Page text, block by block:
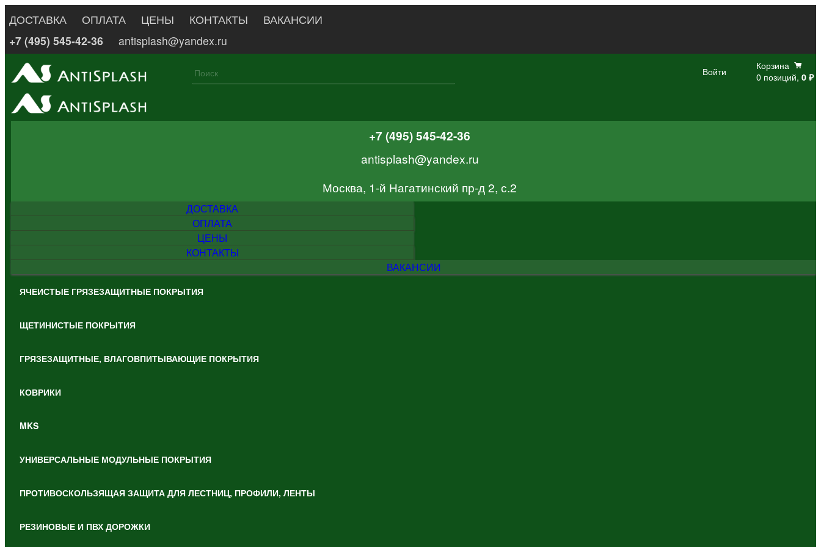
ДОСТАВКА ОПЛАТА ЦЕНЫ КОНТАКТЫ
ВАКАНСИИ
+7 (495) 545-42-36
antisplash@yandex.ru
Войти
Корзина
0 позиций, 0 ₽
+7 (495) 545-42-36
antisplash@yandex.ru
Москва, 1-й Нагатинский пр-д 2, с.2
ДОСТАВКА
ОПЛАТА
ЦЕНЫ
КОНТАКТЫ
ВАКАНСИИ
ЯЧЕИСТЫЕ ГРЯЗЕЗАЩИТНЫЕ ПОКРЫТИЯ
ЩЕТИНИСТЫЕ ПОКРЫТИЯ
ГРЯЗЕЗАЩИТНЫЕ, ВЛАГОВПИТЫВАЮЩИЕ ПОКРЫТИЯ
КОВРИКИ
MKS
УНИВЕРСАЛЬНЫЕ МОДУЛЬНЫЕ ПОКРЫТИЯ
ПРОТИВОСКОЛЬЗЯЩАЯ ЗАЩИТА ДЛЯ ЛЕСТНИЦ, ПРОФИЛИ, ЛЕНТЫ
РЕЗИНОВЫЕ И ПВХ ДОРОЖКИ